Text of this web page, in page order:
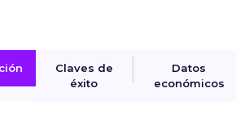
Claves de
éxito
Datos
económicos